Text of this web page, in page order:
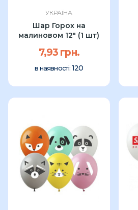
УКРАЇНА
Шар Горох на
малиновом 12" (1 шт)
7,93 грн.
в наявності: 120